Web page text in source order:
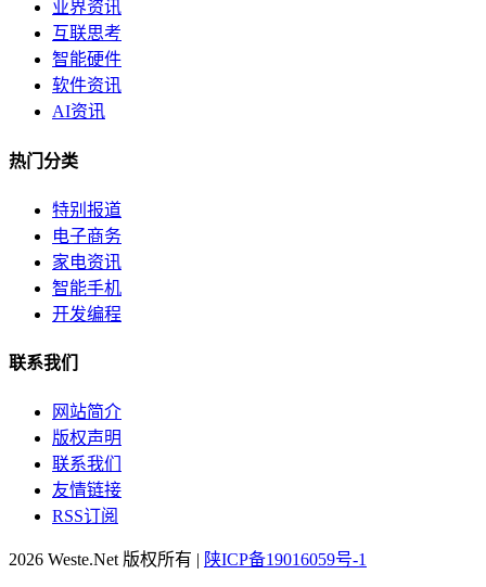
业界资讯
互联思考
智能硬件
软件资讯
AI资讯
热门分类
特别报道
电子商务
家电资讯
智能手机
开发编程
联系我们
网站简介
版权声明
联系我们
友情链接
RSS订阅
2026 Weste.Net 版权所有 | 陕ICP备19016059号-1